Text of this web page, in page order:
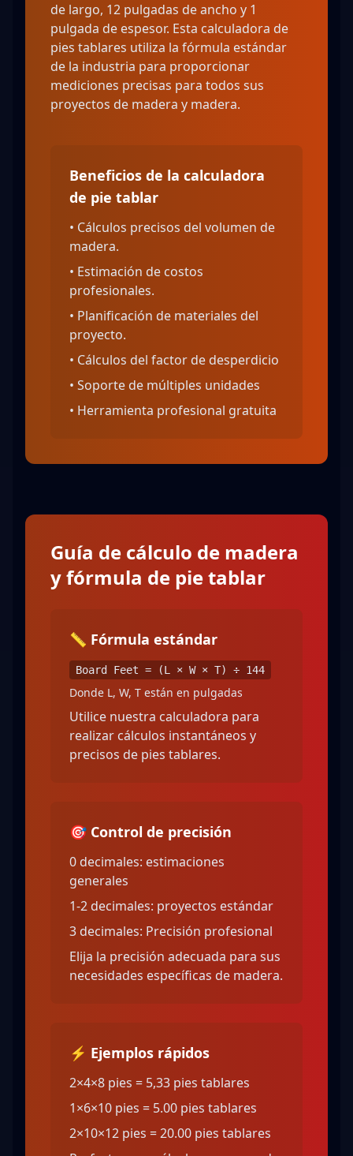
de largo, 12 pulgadas de ancho y 1
pulgada de espesor. Esta calculadora de
pies tablares utiliza la fórmula estándar
de la industria para proporcionar
mediciones precisas para todos sus
proyectos de madera y madera.
Beneficios de la calculadora
de pie tablar
• Cálculos precisos del volumen de
madera.
• Estimación de costos
profesionales.
• Planificación de materiales del
proyecto.
• Cálculos del factor de desperdicio
• Soporte de múltiples unidades
• Herramienta profesional gratuita
Guía de cálculo de madera
y fórmula de pie tablar
📏 Fórmula estándar
Board Feet = (L × W × T) ÷ 144
Donde L, W, T están en pulgadas
Utilice nuestra calculadora para
realizar cálculos instantáneos y
precisos de pies tablares.
🎯 Control de precisión
0 decimales: estimaciones
generales
1-2 decimales: proyectos estándar
3 decimales: Precisión profesional
Elija la precisión adecuada para sus
necesidades específicas de madera.
⚡ Ejemplos rápidos
2×4×8 pies = 5,33 pies tablares
1×6×10 pies = 5.00 pies tablares
2×10×12 pies = 20.00 pies tablares